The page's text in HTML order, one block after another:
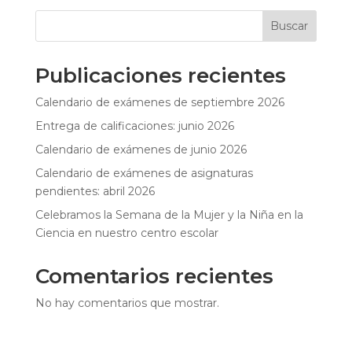
Buscar
Publicaciones recientes
Calendario de exámenes de septiembre 2026
Entrega de calificaciones: junio 2026
Calendario de exámenes de junio 2026
Calendario de exámenes de asignaturas
pendientes: abril 2026
Celebramos la Semana de la Mujer y la Niña en la
Ciencia en nuestro centro escolar
Comentarios recientes
No hay comentarios que mostrar.